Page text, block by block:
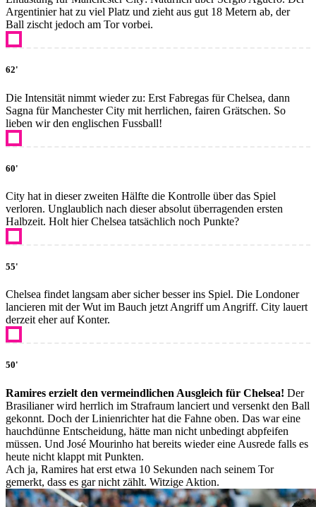
Argentinier hat zu viel Platz und zieht aus gut 18 Metern ab, der
Ball zischt jedoch am Tor vorbei.
62'
Die Intensität nimmt wieder zu: Erst Fabregas für Chelsea, dann
Sagna für Manchester City mit herrlichen, fairen Grätschen. So
lieben wir den englischen Fussball!
60'
City hat in dieser zweiten Hälfte die Kontrolle über das Spiel
verloren. Unglaublich nach dieser absolut überragenden ersten
Halbzeit. Holt hier Chelsea tatsächlich noch Punkte?
55'
Chelsea findet langsam aber sicher besser ins Spiel. Die Londoner
lancieren mit der Wut im Bauch jetzt Angriff um Angriff. City lauert
derzeit eher auf Konter.
50'
Ramires erzielt den vermeindlichen Ausgleich für Chelsea! Der
Brasilianer wird herrlich im Strafraum lanciert und versenkt den Ball
gekonnt. Doch der Linienrichter hat die Fahne oben. Das war eine
hauchdünne Entscheidung, hätte man nicht unbedingt abpfeifen
müssen. Und José Mourinho hat bereits wieder eine Ausrede falls es
heute nicht klappt mit Punkten.
Ach ja, Ramires hat erst etwa 10 Sekunden nach seinem Tor
gemerkt, dass es gar nicht zählt. Witzige Aktion.